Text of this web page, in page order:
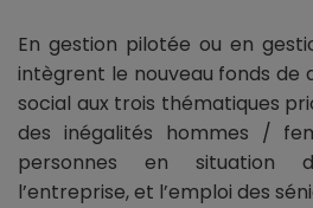
En gestion pilotée ou en
intègrent le nouveau fonds
social aux trois thématiques
des inégalités hommes /
personnes en situation
l’entreprise, et l’emploi des